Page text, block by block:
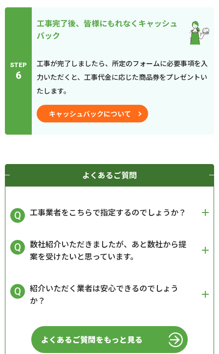
STEP
6
工事完了後、皆様にもれなくキャッシュ
バック
工事が完了しましたら、所定のフォームに必要事項を入
力いただくと、工事代金に応じた商品券をプレゼントい
たします。
キャッシュバックについて
よくあるご質問
工事業者をこちらで指定するのでしょうか？
数社紹介いただきましたが、あと数社から提
案を受けたいと思っています。
紹介いただく業者は安心できるのでしょう
か？
よくあるご質問をもっと見る